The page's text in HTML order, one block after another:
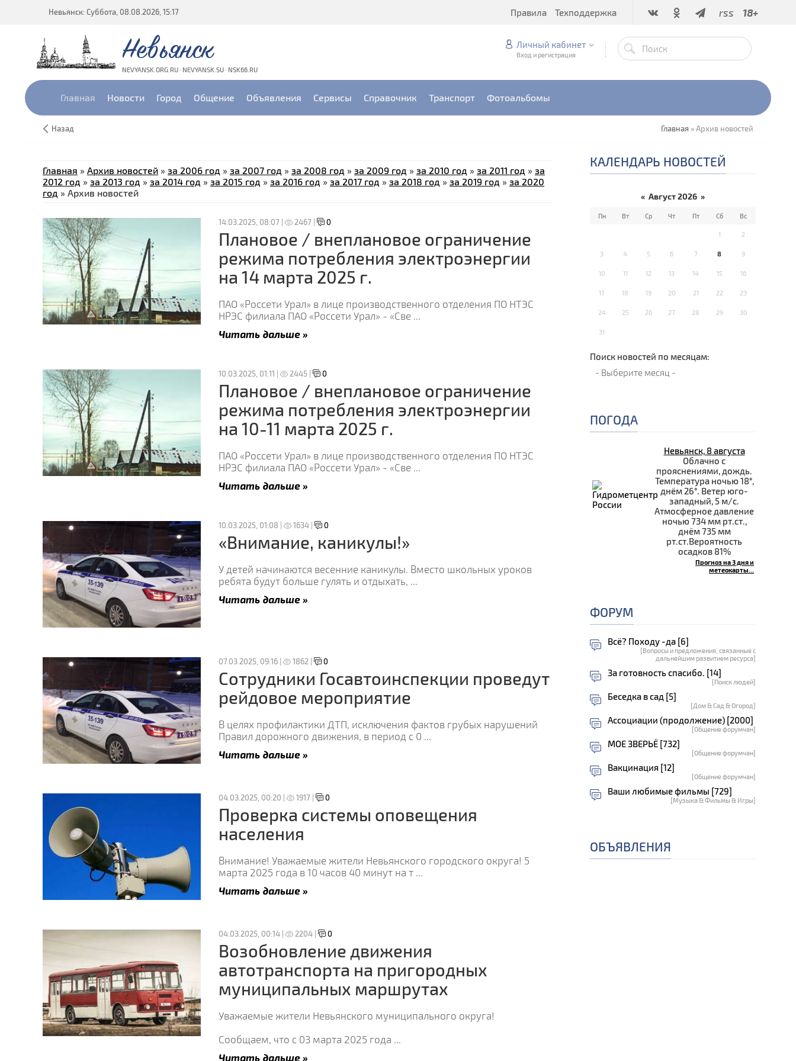
Невьянск: Суббота, 08.08.2026, 15:17 rss 18+
Правила Техподдержка
Невьянск
NEVYANSK.ORG.RU · NEVYANSK.SU · NSK66.RU
Личный кабинет
Вход и регистрация
Главная Новости Город Общение Объявления Сервисы Справочник Транспорт Фотоальбомы
Назад Главная »Архив новостей
Главная » Архив новостей » за 2006 год » за 2007 год » за 2008 год » за 2009 год » за 2010 год » за 2011 год » за
2012 год » за 2013 год » за 2014 год » за 2015 год » за 2016 год » за 2017 год » за 2018 год » за 2019 год » за 2020
год » Архив новостей
14.03.2025, 08:07 | 2467 | 0
Плановое / внеплановое ограничение
режима потребления электроэнергии
на 14 марта 2025 г.
ПАО «Россети Урал» в лице производственного отделения ПО НТЭС
НРЭС филиала ПАО «Россети Урал» - «Све ...
Читать дальше »
10.03.2025, 01:11 | 2445 | 0
Плановое / внеплановое ограничение
режима потребления электроэнергии
на 10-11 марта 2025 г.
ПАО «Россети Урал» в лице производственного отделения ПО НТЭС
НРЭС филиала ПАО «Россети Урал» - «Све ...
Читать дальше »
10.03.2025, 01:08 | 1634 | 0
«Внимание, каникулы!»
У детей начинаются весенние каникулы. Вместо школьных уроков
ребята будут больше гулять и отдыхать, ...
Читать дальше »
07.03.2025, 09:16 | 1862 | 0
Сотрудники Госавтоинспекции проведут
рейдовое мероприятие
В целях профилактики ДТП, исключения фактов грубых нарушений
Правил дорожного движения, в период с 0 ...
Читать дальше »
04.03.2025, 00:20 | 1917 | 0
Проверка системы оповещения
населения
Внимание! Уважаемые жители Невьянского городского округа! 5
марта 2025 года в 10 часов 40 минут на т ...
Читать дальше »
04.03.2025, 00:14 | 2204 | 0
Возобновление движения
автотранспорта на пригородных
муниципальных маршрутах
Уважаемые жители Невьянского муниципального округа!
Сообщаем, что с 03 марта 2025 года ...
Читать дальше »
КАЛЕНДАРЬ НОВОСТЕЙ
« Август 2026 »
Пн Вт Ср Чт Пт Сб Вс
1 2
3 4 5 6 7 8 9
10 11 12 13 14 15 16
17 18 19 20 21 22 23
24 25 26 27 28 29 30
31
Поиск новостей по месяцам:
ПОГОДА
Невьянск, 8 августа
Облачно с
прояснениями, дождь.
Температура ночью 18°,
днём 26°. Ветер юго-
западный, 5 м/с.
Атмосферное давление
ночью 734 мм рт.ст.,
днём 735 мм
рт.ст.Вероятность
осадков 81%
Прогноз на 3 дня и
метеокарты...
ФОРУМ
Всё? Походу -да [6]
[Вопросы и предложения, связанные с
дальнейшим развитием ресурса]
За готовность спасибо. [14]
[Поиск людей]
Беседка в сад [5]
[Дом & Сад & Огород]
Ассоциации (продолжение) [2000]
[Общение форумчан]
МОЕ ЗВЕРЬЁ [732]
[Общение форумчан]
Вакцинация [12]
[Общение форумчан]
Ваши любимые фильмы [729]
[Музыка & Фильмы & Игры]
ОБЪЯВЛЕНИЯ